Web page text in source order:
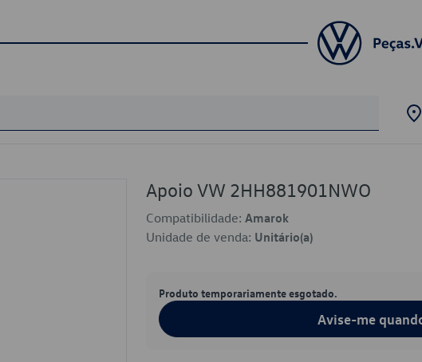
Apoio VW 2HH881901NWO
Compatibilidade: Amarok
Unidade de venda: Unitário(a)
Produto temporariamente esgotado.
Avise-me